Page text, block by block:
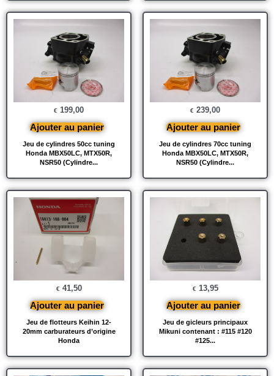
Jeu de cylindres 50cc tuning
Honda MBX50LC, MTX50R,
NSR50 (Cylindre...
€ 199,00
Ajouter au panier
Jeu de cylindres 70cc tuning
Honda MBX50LC, MTX50R,
NSR50 (Cylindre...
€ 239,00
Ajouter au panier
Jeu de flotteurs Keihin 12-
20mm carburateurs d’origine
Honda
€ 41,50
Ajouter au panier
Jeu de gicleurs principaux
Mikuni contenant : #115 #120
#125...
€ 13,95
Ajouter au panier